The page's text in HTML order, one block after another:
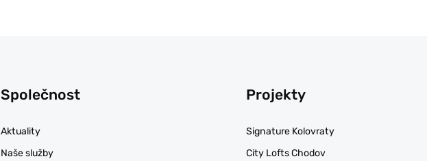
Společnost
Aktuality
Naše služby
Projekty
Signature Kolovraty
City Lofts Chodov